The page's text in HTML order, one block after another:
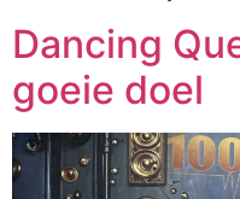
Dancing
goeie doel